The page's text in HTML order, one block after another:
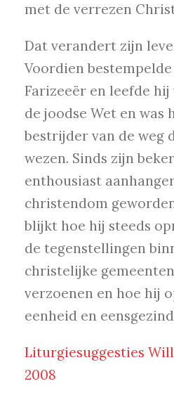
met de verrezen
Dat verandert zijn
Voordien
Farizeeër en leefde
de joodse Wet en was
bestrijder van de weg
wezen. Sinds zijn
enthousiast
christendom
blijkt hoe hij steeds
de tegenstellingen
christelijke
verzoenen en hoe hij
eenheid en
Liturgiesuggesties
2008